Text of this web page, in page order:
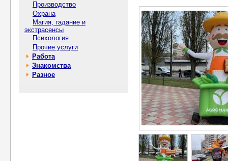
Производство
Охрана
Магия, гадание и
экстрасенсы
Психология
Прочие услуги
Работа
Знакомства
Разное